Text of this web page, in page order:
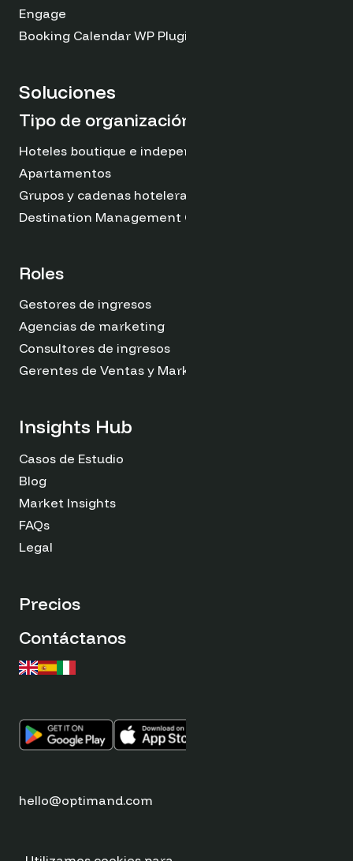
Engage
Booking Calendar WP Plugin
Soluciones
Tipo de organización
Hoteles boutique e independientes
Apartamentos
Grupos y cadenas hoteleras
Destination Management Organizations
Roles
Gestores de ingresos
Agencias de marketing
Consultores de ingresos
Gerentes de Ventas y Marketing
Insights Hub
Casos de Estudio
Blog
Market Insights
FAQs
Legal
Precios
Contáctanos
hello@optimand.com